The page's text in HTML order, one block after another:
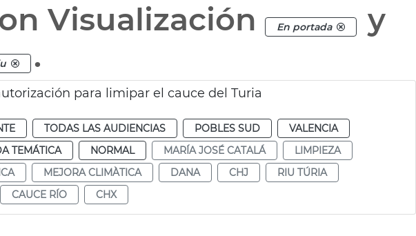
Visualización En portada
y
.
para limipar el cauce del Turia
TODAS LAS AUDIENCIAS POBLES SUD
VALENCIA
TEMÁTICA NORMAL MARÍA JOSÉ CATALÁ
LIMPIEZA
MEJORA CLIMÀTICA DANA CHJ
RIU TÚRIA
CAUCE RÍO CHX